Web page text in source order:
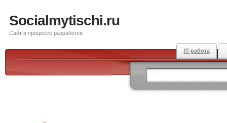
Socialmytischi.ru
Сайт в процессе разработки
IT-работа